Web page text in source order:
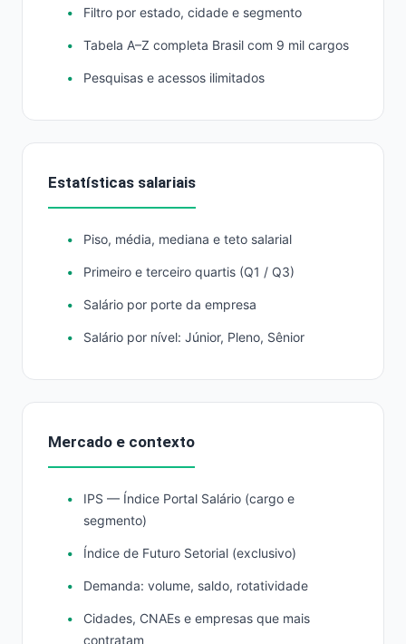
Filtro por estado, cidade e segmento
Tabela A–Z completa Brasil com 9 mil cargos
Pesquisas e acessos ilimitados
Estatísticas salariais
Piso, média, mediana e teto salarial
Primeiro e terceiro quartis (Q1 / Q3)
Salário por porte da empresa
Salário por nível: Júnior, Pleno, Sênior
Mercado e contexto
IPS — Índice Portal Salário (cargo e
segmento)
Índice de Futuro Setorial (exclusivo)
Demanda: volume, saldo, rotatividade
Cidades, CNAEs e empresas que mais
contratam